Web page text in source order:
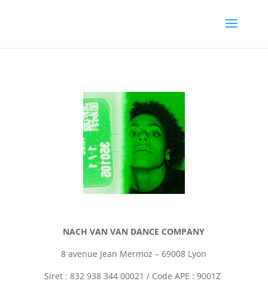
NACH VAN VAN DANCE COMPANY
8 avenue Jean Mermoz – 69008 Lyon
Siret :832 938 344 00021 / Code APE : 9001Z